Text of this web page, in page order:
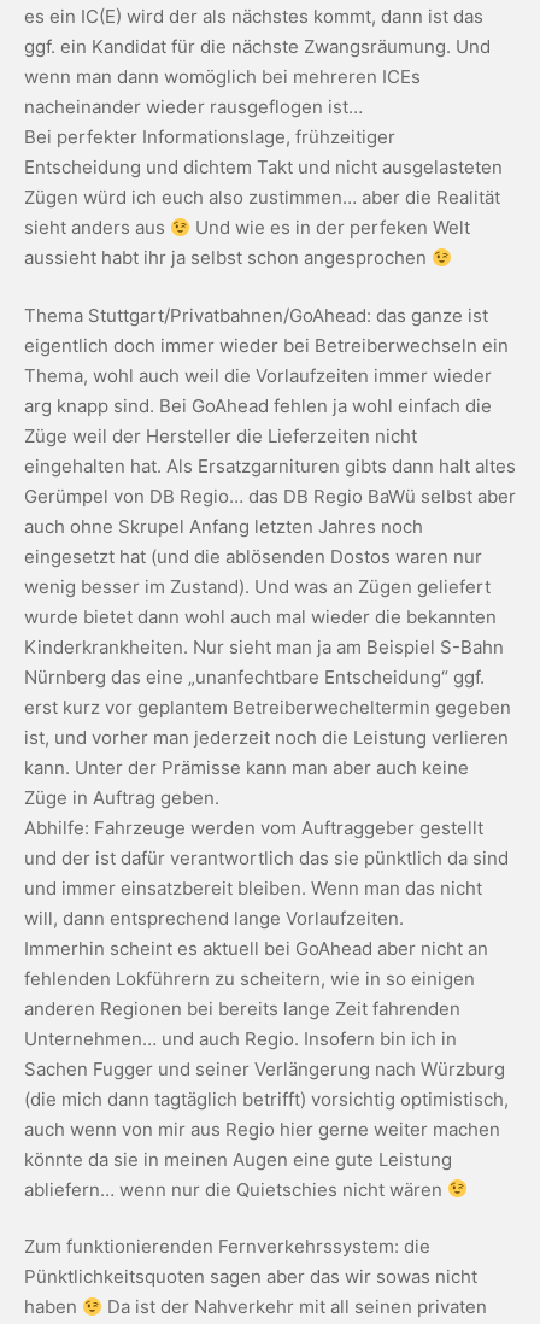
es ein IC(E) wird der als nächstes kommt, dann ist das
ggf. ein Kandidat für die nächste Zwangsräumung. Und
wenn man dann womöglich bei mehreren ICEs
nacheinander wieder rausgeflogen ist…
Bei perfekter Informationslage, frühzeitiger
Entscheidung und dichtem Takt und nicht ausgelasteten
Zügen würd ich euch also zustimmen… aber die Realität
sieht anders aus
Und wie es in der perfeken Welt
aussieht habt ihr ja selbst schon angesprochen
Thema Stuttgart/Privatbahnen/GoAhead: das ganze ist
eigentlich doch immer wieder bei Betreiberwechseln ein
Thema, wohl auch weil die Vorlaufzeiten immer wieder
arg knapp sind. Bei GoAhead fehlen ja wohl einfach die
Züge weil der Hersteller die Lieferzeiten nicht
eingehalten hat. Als Ersatzgarnituren gibts dann halt altes
Gerümpel von DB Regio… das DB Regio BaWü selbst aber
auch ohne Skrupel Anfang letzten Jahres noch
eingesetzt hat (und die ablösenden Dostos waren nur
wenig besser im Zustand). Und was an Zügen geliefert
wurde bietet dann wohl auch mal wieder die bekannten
Kinderkrankheiten. Nur sieht man ja am Beispiel S-Bahn
Nürnberg das eine „unanfechtbare Entscheidung“ ggf.
erst kurz vor geplantem Betreiberwecheltermin gegeben
ist, und vorher man jederzeit noch die Leistung verlieren
kann. Unter der Prämisse kann man aber auch keine
Züge in Auftrag geben.
Abhilfe: Fahrzeuge werden vom Auftraggeber gestellt
und der ist dafür verantwortlich das sie pünktlich da sind
und immer einsatzbereit bleiben. Wenn man das nicht
will, dann entsprechend lange Vorlaufzeiten.
Immerhin scheint es aktuell bei GoAhead aber nicht an
fehlenden Lokführern zu scheitern, wie in so einigen
anderen Regionen bei bereits lange Zeit fahrenden
Unternehmen… und auch Regio. Insofern bin ich in
Sachen Fugger und seiner Verlängerung nach Würzburg
(die mich dann tagtäglich betrifft) vorsichtig optimistisch,
auch wenn von mir aus Regio hier gerne weiter machen
könnte da sie in meinen Augen eine gute Leistung
abliefern… wenn nur die Quietschies nicht wären
Zum funktionierenden Fernverkehrssystem: die
Pünktlichkeitsquoten sagen aber das wir sowas nicht
haben
Da ist der Nahverkehr mit all seinen privaten